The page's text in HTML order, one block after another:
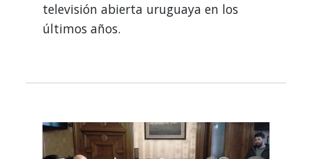
televisión abierta uruguaya en los
últimos años.